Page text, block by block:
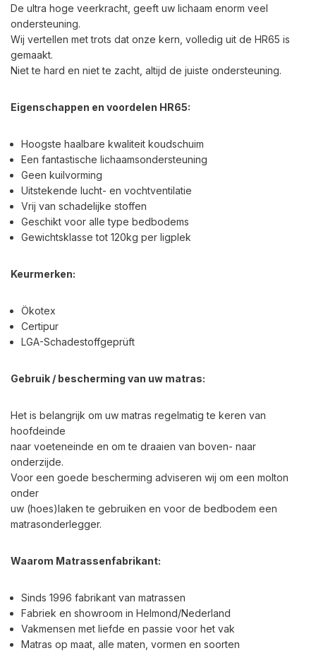
De ultra hoge veerkracht, geeft uw lichaam enorm veel
ondersteuning.
Wij vertellen met trots dat onze kern, volledig uit de HR65 is
gemaakt.
Niet te hard en niet te zacht, altijd de juiste ondersteuning.
Eigenschappen en voordelen HR65:
Hoogste haalbare kwaliteit koudschuim
Een fantastische lichaamsondersteuning
Geen kuilvorming
Uitstekende lucht- en vochtventilatie
Vrij van schadelijke stoffen
Geschikt voor alle type bedbodems
Gewichtsklasse tot 120kg per ligplek
Keurmerken:
Ökotex
Certipur
LGA-Schadestoffgeprüft
Gebruik / bescherming van uw matras:
Het is belangrijk om uw matras regelmatig te keren van
hoofdeinde
naar voeteneinde en om te draaien van boven- naar
onderzijde.
Voor een goede bescherming adviseren wij om een molton
onder
uw (hoes)laken te gebruiken en voor de bedbodem een
matrasonderlegger.
Waarom Matrassenfabrikant:
Sinds 1996 fabrikant van matrassen
Fabriek en showroom in Helmond/Nederland
Vakmensen met liefde en passie voor het vak
Matras op maat, alle maten, vormen en soorten